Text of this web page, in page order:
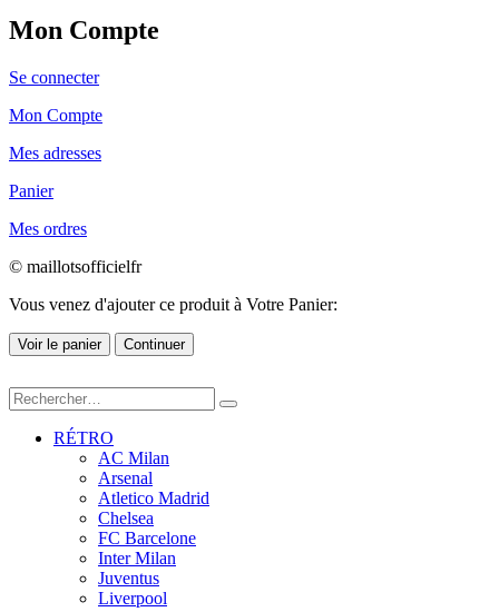
Mon Compte
Se connecter
Mon Compte
Mes adresses
Panier
Mes ordres
© maillotsofficielfr
Vous venez d'ajouter ce produit à Votre Panier:
Voir le panier Continuer
RÉTRO
AC Milan
Arsenal
Atletico Madrid
Chelsea
FC Barcelone
Inter Milan
Juventus
Liverpool